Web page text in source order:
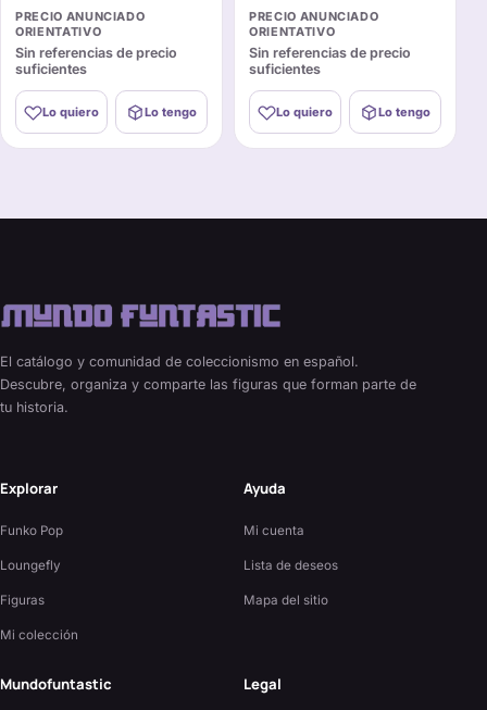
PRECIO ANUNCIADO
ORIENTATIVO
Sin referencias de precio
suficientes
Lo quiero Lo tengo
PRECIO ANUNCIADO
ORIENTATIVO
Sin referencias de precio
suficientes
Lo quiero Lo tengo
El catálogo y comunidad de coleccionismo en español.
Descubre, organiza y comparte las figuras que forman parte de
tu historia.
Explorar
Funko Pop
Loungefly
Figuras
Mi colección
Ayuda
Mi cuenta
Lista de deseos
Mapa del sitio
Mundofuntastic Legal